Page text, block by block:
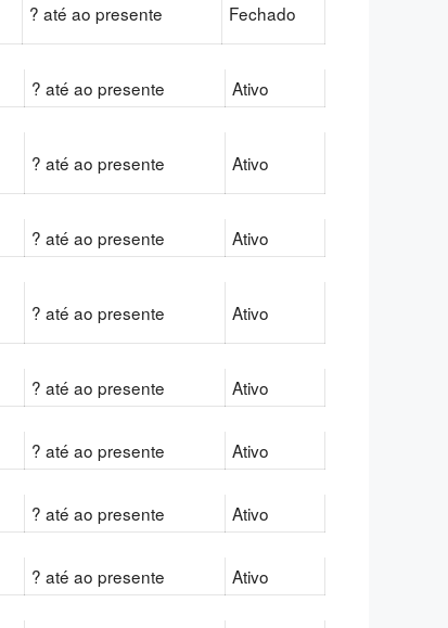
? até ao presente Fechado
? até ao presente Ativo
? até ao presente Ativo
? até ao presente Ativo
? até ao presente Ativo
? até ao presente Ativo
? até ao presente Ativo
? até ao presente Ativo
? até ao presente Ativo